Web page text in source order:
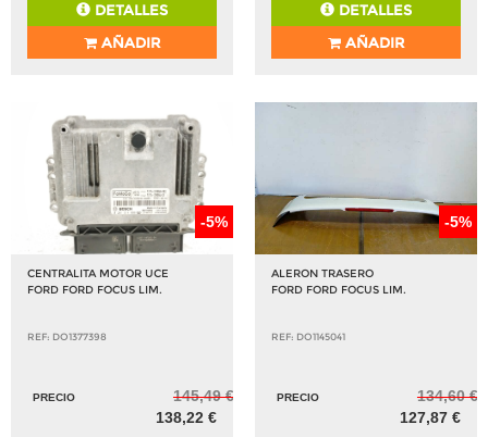
DETALLES
AÑADIR
DETALLES
AÑADIR
-5%
CENTRALITA MOTOR UCE
FORD FORD FOCUS LIM.
REF: DO1377398
PRECIO
145,49 €
138,22 €
-5%
ALERON TRASERO
FORD FORD FOCUS LIM.
REF: DO1145041
PRECIO
134,60 €
127,87 €